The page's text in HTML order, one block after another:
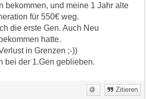
bekommen, und meine 1 Jahr alte
für 550€ weg.
die erste Gen. Auch Neu
hatte.
in Grenzen ;-))
bei der 1.Gen geblieben.
Zitieren